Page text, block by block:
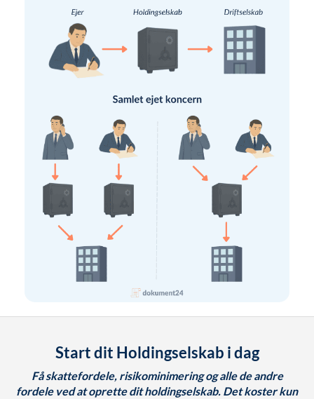
Start dit Holdingselskab i dag
Få skattefordele, risikominimering og alle de andre
fordele ved at oprette dit holdingselskab. Det koster kun